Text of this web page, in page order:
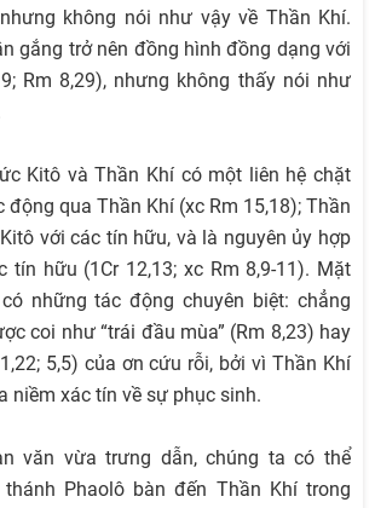
không nói như vậy về Thần Khí.
gắng trở nên đồng hình đồng dạng với
Rm 8,29), nhưng không thấy nói như
Kitô và Thần Khí có một liên hệ chặt
qua Thần Khí (xc Rm 15,18); Thần
với các tín hữu, và là nguyên ủy hợp
tín hữu (1Cr 12,13; xc Rm 8,9-11). Mặt
những tác động chuyên biệt: chẳng
coi như “trái đầu mùa” (Rm 8,23) hay
5,5) của ơn cứu rỗi, bởi vì Thần Khí
niềm xác tín về sự phục sinh.
văn vừa trưng dẫn, chúng ta có thể
Phaolô bàn đến Thần Khí trong